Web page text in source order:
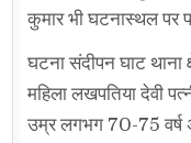
कुमार भी घटनास्थल पर
घटना संदीपन घाट थाना
महिला लखपतिया देवी
उम्र लगभग 70-75 वर्ष